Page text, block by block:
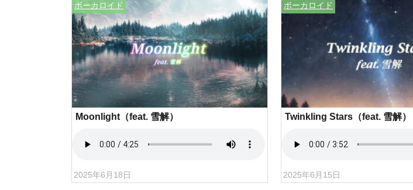
ボーカロイド
Moonlight（feat. 雪解）
2025年6月18日
ボーカロイド
Twinkling Stars（feat. 雪解）
2025年6月15日